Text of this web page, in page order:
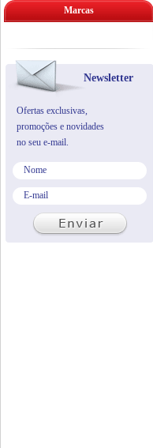
Marcas
Newsletter
Ofertas exclusivas,
promoções e novidades
no seu e-mail.